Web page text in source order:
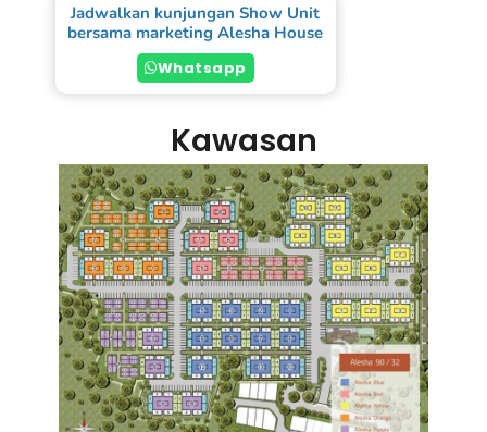
Jadwalkan kunjungan Show Unit
bersama marketing Alesha House
Whatsapp
Kawasan